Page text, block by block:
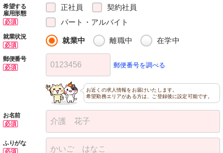
希望する
雇用形態
必須
正社員
契約社員
パート・アルバイト
就業状況
必須
就業中 離職中 在学中
郵便番号
必須
郵便番号を調べる
お近くの求人情報をお届けいたします。
希望勤務エリアがある方は、ご登録後に設定可能です。
お名前
必須
ふりがな
必須